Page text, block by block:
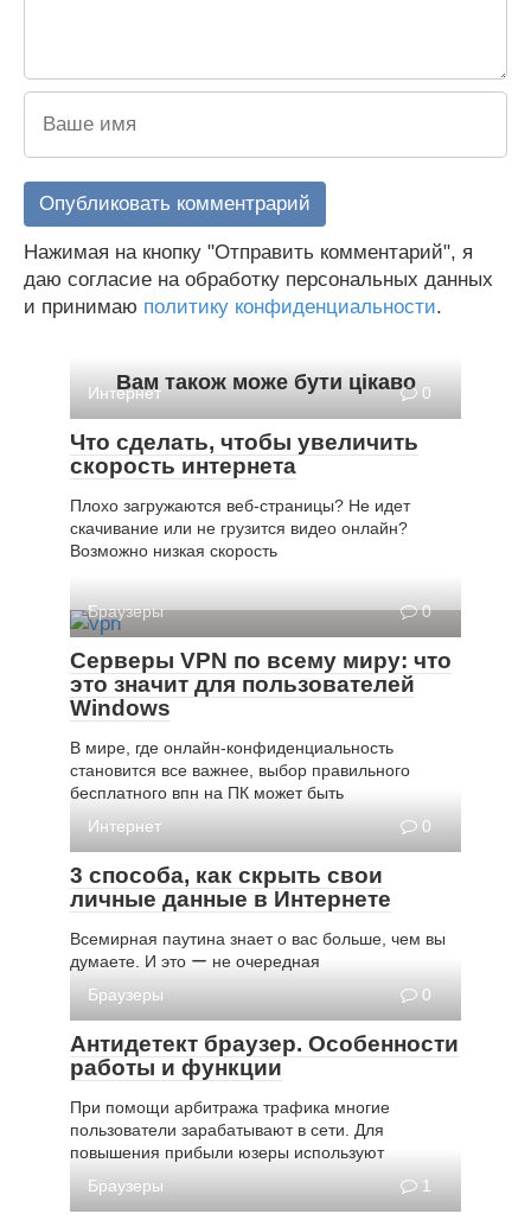
Нажимая на кнопку "Отправить комментарий", я
даю согласие на обработку персональных данных
и принимаю политику конфиденциальности.
Вам також може бути цікаво
Интернет 0
Что сделать, чтобы увеличить
скорость интернета
Плохо загружаются веб-страницы? Не идет
скачивание или не грузится видео онлайн?
Возможно низкая скорость
Браузеры 0
Серверы VPN по всему миру: что
это значит для пользователей
Windows
В мире, где онлайн-конфиденциальность
становится все важнее, выбор правильного
бесплатного впн на ПК может быть
Интернет
0
3 способа, как скрыть свои
личные данные в Интернете
Всемирная паутина знает о вас больше, чем вы
думаете. И это ー не очередная
Браузеры
0
Антидетект браузер. Особенности
работы и функции
При помощи арбитража трафика многие
пользователи зарабатывают в сети. Для
повышения прибыли юзеры используют
Браузеры
1